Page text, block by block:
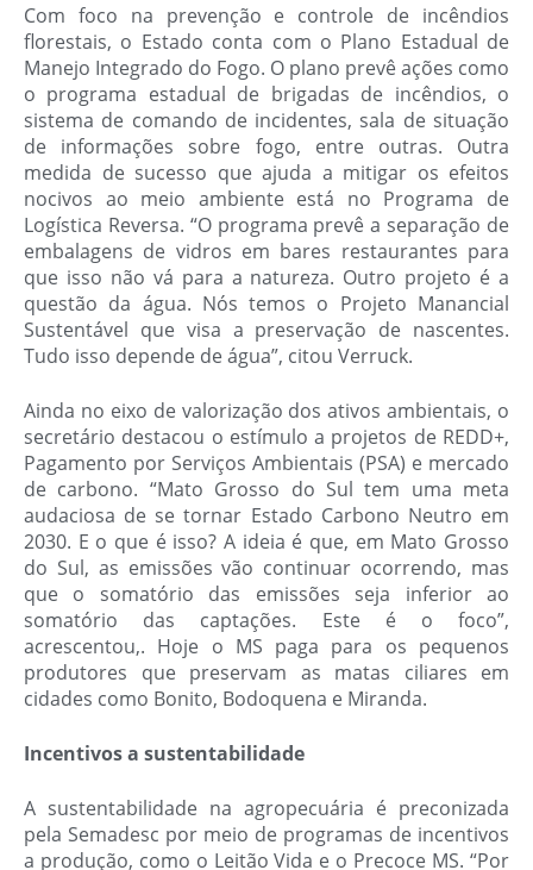
Com foco na prevenção e controle de incêndios
florestais, o Estado conta com o Plano Estadual de
Manejo Integrado do Fogo. O plano prevê ações como
o programa estadual de brigadas de incêndios, o
sistema de comando de incidentes, sala de situação
de informações sobre fogo, entre outras. Outra
medida de sucesso que ajuda a mitigar os efeitos
nocivos ao meio ambiente está no Programa de
Logística Reversa. “O programa prevê a separação de
embalagens de vidros em bares restaurantes para
que isso não vá para a natureza. Outro projeto é a
questão da água. Nós temos o Projeto Manancial
Sustentável que visa a preservação de nascentes.
Tudo isso depende de água”, citou Verruck.
Ainda no eixo de valorização dos ativos ambientais, o
secretário destacou o estímulo a projetos de REDD+,
Pagamento por Serviços Ambientais (PSA) e mercado
de carbono. “Mato Grosso do Sul tem uma meta
audaciosa de se tornar Estado Carbono Neutro em
2030. E o que é isso? A ideia é que, em Mato Grosso
do Sul, as emissões vão continuar ocorrendo, mas
que o somatório das emissões seja inferior ao
somatório das captações. Este é o foco”,
acrescentou,. Hoje o MS paga para os pequenos
produtores que preservam as matas ciliares em
cidades como Bonito, Bodoquena e Miranda.
Incentivos a sustentabilidade
A sustentabilidade na agropecuária é preconizada
pela Semadesc por meio de programas de incentivos
a produção, como o Leitão Vida e o Precoce MS. “Por